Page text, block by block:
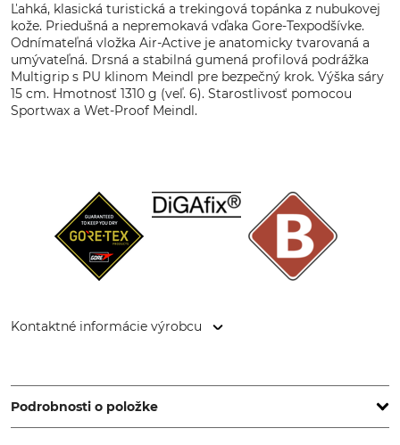
Ľahká, klasická turistická a trekingová topánka z nubukovej
kože. Priedušná a nepremokavá vďaka Gore-Texpodšívke.
Odnímateľná vložka Air-Active je anatomicky tvarovaná a
umývateľná. Drsná a stabilná gumená profilová podrážka
Multigrip s PU klinom Meindl pre bezpečný krok. Výška sáry
15 cm. Hmotnosť 1310 g (veľ. 6). Starostlivosť pomocou
Sportwax a Wet-Proof Meindl.
Kontaktné informácie výrobcu
Kirchanschöring, Germany, www.meindl.de
Podrobnosti o položke